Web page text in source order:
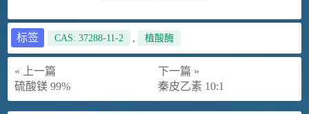
标签 CAS: 37288-11-2 , 植酸酶
« 上一篇
硫酸镁 99%
下一篇 »
秦皮乙素 10:1